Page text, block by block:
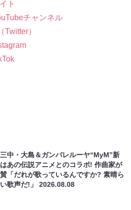
ト
チャンネル
）
中・大島＆ガンバレルーヤ“MyM”新
あの伝説アニメとのコラボ! 作曲家が
「だれが歌っているんですか? 素晴ら
い歌声だ!」2026.08.08